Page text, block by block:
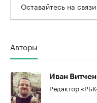
Оставайтесь на
Авторы
Иван
Редактор